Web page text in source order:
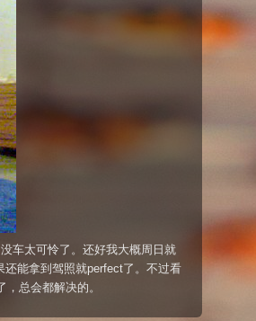
车太可怜了。还好我大概周日就
能拿到驾照就perfect了。不过看
总会都解决的。